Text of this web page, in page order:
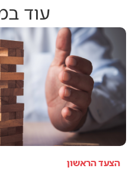
עוד
הצעד הראשון